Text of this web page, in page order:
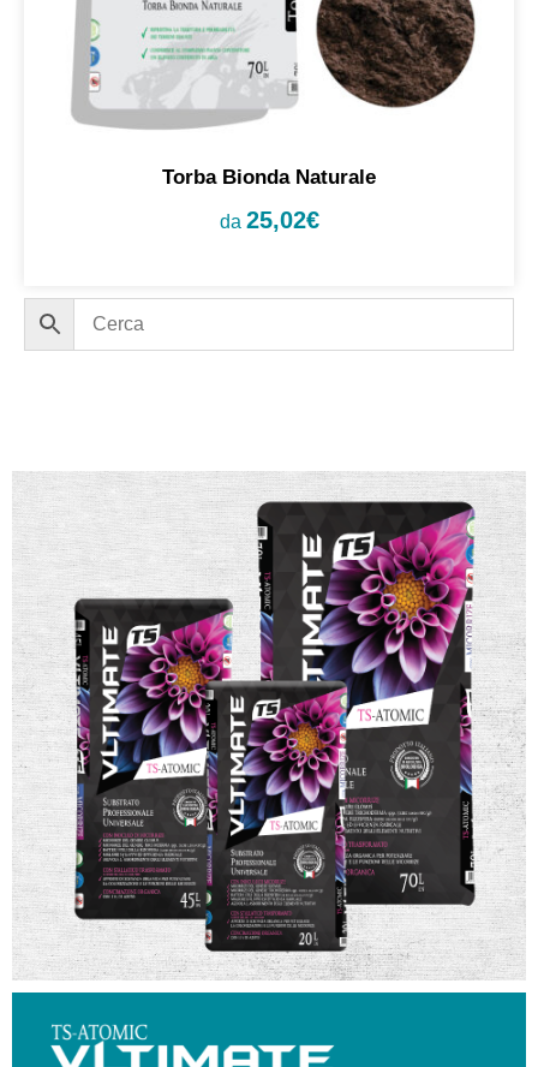
Torba Bionda Naturale
da 25,02€